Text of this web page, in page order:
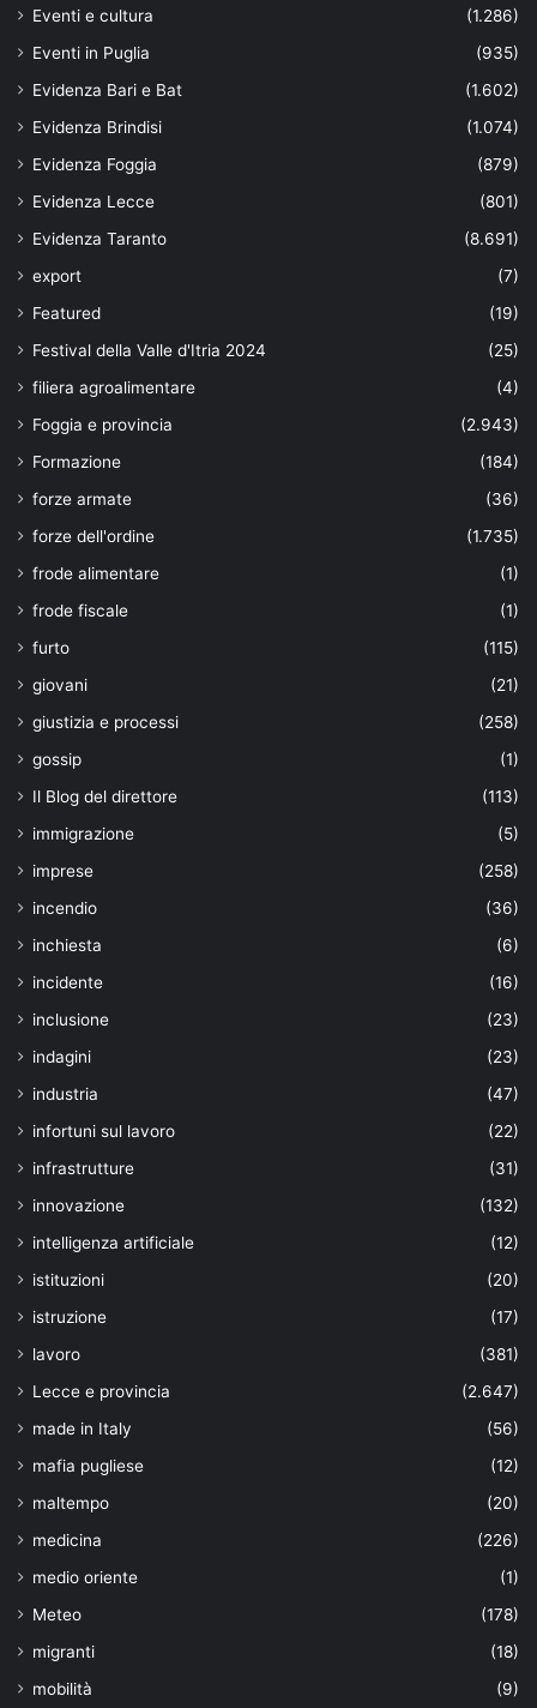
Eventi e cultura
(1.286)
Eventi in Puglia
(935)
Evidenza Bari e Bat
(1.602)
Evidenza Brindisi
(1.074)
Evidenza Foggia
(879)
Evidenza Lecce
(801)
Evidenza Taranto
(8.691)
export
(7)
Featured
(19)
Festival della Valle d'Itria 2024
(25)
filiera agroalimentare
(4)
Foggia e provincia
(2.943)
Formazione
(184)
forze armate
(36)
forze dell'ordine
(1.735)
frode alimentare
(1)
frode fiscale
(1)
furto
(115)
giovani
(21)
giustizia e processi
(258)
gossip
(1)
Il Blog del direttore
(113)
immigrazione
(5)
imprese
(258)
incendio
(36)
inchiesta
(6)
incidente
(16)
inclusione
(23)
indagini
(23)
industria
(47)
infortuni sul lavoro
(22)
infrastrutture
(31)
innovazione
(132)
intelligenza artificiale
(12)
istituzioni
(20)
istruzione
(17)
lavoro
(381)
Lecce e provincia
(2.647)
made in Italy
(56)
mafia pugliese
(12)
maltempo
(20)
medicina
(226)
medio oriente
(1)
Meteo
(178)
migranti
(18)
mobilità
(9)